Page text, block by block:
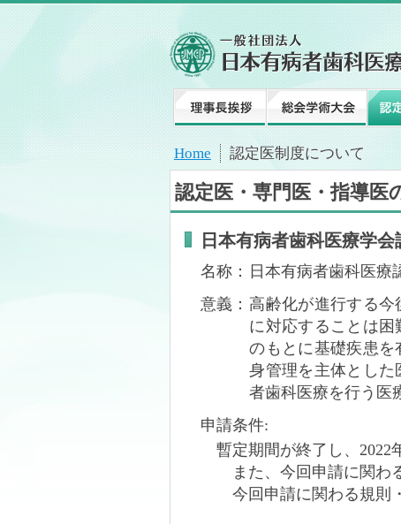
認定制度について 論文投稿について 学術教育セミナー
Home 認定医制度について
認定医・専門医・指導医
日本有病者歯科医療学
名称：
日本有病者歯科医療
意義： 高齢化が進行する
に対応することは
のもとに基礎疾患
身管理を主体とし
者歯科医療を行う医
申請条件:
暫定期間が終了し、2022
また、今回申請に関わ
今回申請に関わる規則